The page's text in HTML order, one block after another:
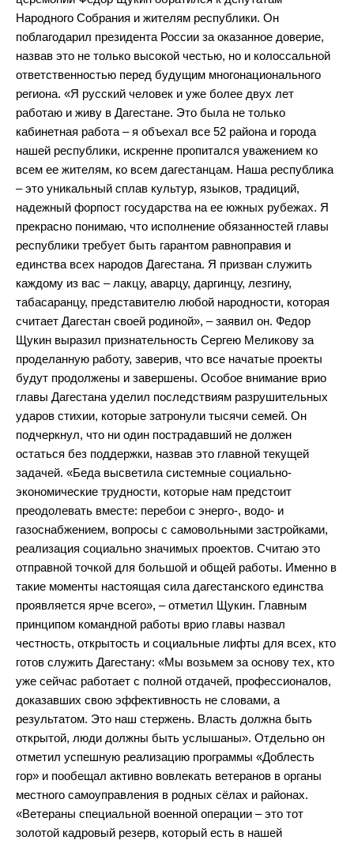
Народного Собрания и жителям республики. Он
поблагодарил президента России за оказанное доверие,
назвав это не только высокой честью, но и колоссальной
ответственностью перед будущим многонационального
региона. «Я русский человек и уже более двух лет
работаю и живу в Дагестане. Это была не только
кабинетная работа – я объехал все 52 района и города
нашей республики, искренне пропитался уважением ко
всем ее жителям, ко всем дагестанцам. Наша республика
– это уникальный сплав культур, языков, традиций,
надежный форпост государства на ее южных рубежах. Я
прекрасно понимаю, что исполнение обязанностей главы
республики требует быть гарантом равноправия и
единства всех народов Дагестана. Я призван служить
каждому из вас – лакцу, аварцу, даргинцу, лезгину,
табасаранцу, представителю любой народности, которая
считает Дагестан своей родиной», – заявил он. Федор
Щукин выразил признательность Сергею Меликову за
проделанную работу, заверив, что все начатые проекты
будут продолжены и завершены. Особое внимание врио
главы Дагестана уделил последствиям разрушительных
ударов стихии, которые затронули тысячи семей. Он
подчеркнул, что ни один пострадавший не должен
остаться без поддержки, назвав это главной текущей
задачей. «Беда высветила системные социально-
экономические трудности, которые нам предстоит
преодолевать вместе: перебои с энерго-, водо- и
газоснабжением, вопросы с самовольными застройками,
реализация социально значимых проектов. Считаю это
отправной точкой для большой и общей работы. Именно в
такие моменты настоящая сила дагестанского единства
проявляется ярче всего», – отметил Щукин. Главным
принципом командной работы врио главы назвал
честность, открытость и социальные лифты для всех, кто
готов служить Дагестану: «Мы возьмем за основу тех, кто
уже сейчас работает с полной отдачей, профессионалов,
доказавших свою эффективность не словами, а
результатом. Это наш стержень. Власть должна быть
открытой, люди должны быть услышаны». Отдельно он
отметил успешную реализацию программы «Доблесть
гор» и пообещал активно вовлекать ветеранов в органы
местного самоуправления в родных сёлах и районах.
«Ветераны специальной военной операции – это тот
золотой кадровый резерв, который есть в нашей